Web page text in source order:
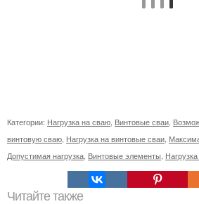
Категории: Нагрузка на сваю Винтовые сваи
винтовую сваю Нагрузка на винтовые сваи
Допустимая нагрузка Винтовые элементы
Читайте также